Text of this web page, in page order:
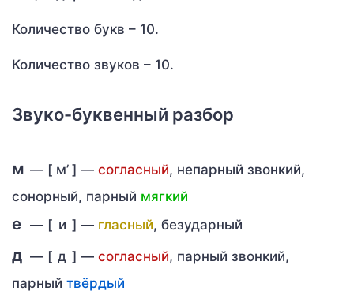
Количество букв – 10.
Количество звуков – 10.
Звуко-буквенный разбор
м — [ м’ ] — согласный, непарный звонкий,
сонорный, парный мягкий
е — [ и ] — гласный, безударный
д — [ д ] — согласный, парный звонкий,
парный твёрдый